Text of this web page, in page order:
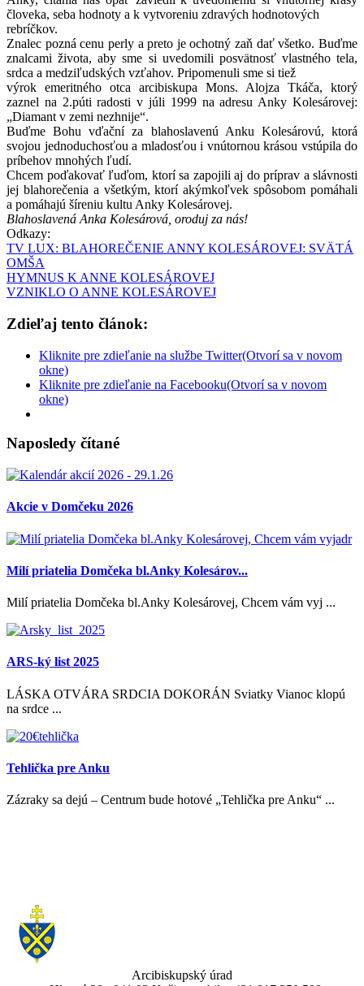
človeka, seba hodnoty a k vytvoreniu zdravých hodnotových
rebríčkov.
Znalec pozná cenu perly a preto je ochotný zaň dať všetko. Buďme
znalcami života, aby sme si uvedomili posvätnosť vlastného tela,
srdca a medziľudských vzťahov. Pripomenuli sme si tiež
výrok emeritného otca arcibiskupa Mons. Alojza Tkáča, ktorý
zaznel na 2.púti radosti v júli 1999 na adresu Anky Kolesárovej:
„Diamant v zemi nezhnije“.
Buďme Bohu vďační za blahoslavenú Anku Kolesárovú, ktorá
svojou jednoduchosťou a mladosťou i vnútornou krásou vstúpila do
príbehov mnohých ľudí.
Chcem poďakovať ľuďom, ktorí sa zapojili aj do príprav a slávnosti
jej blahorečenia a všetkým, ktorí akýmkoľvek spôsobom pomáhali
a pomáhajú šíreniu kultu Anky Kolesárovej.
Blahoslavená Anka Kolesárová, oroduj za nás!
Odkazy:
TV LUX: BLAHOREČENIE ANNY KOLESÁROVEJ: SVÄTÁ
OMŠA
HYMNUS K ANNE KOLESÁROVEJ
VZNIKLO O ANNE KOLESÁROVEJ
Zdieľaj tento článok:
Kliknite pre zdieľanie na službe Twitter(Otvorí sa v novom
okne)
Kliknite pre zdieľanie na Facebooku(Otvorí sa v novom
okne)
Naposledy čítané
Akcie v Domčeku 2026
Milí priatelia Domčeka bl.Anky Kolesárov...
Milí priatelia Domčeka bl.Anky Kolesárovej, Chcem vám vyj ...
ARS-ký list 2025
LÁSKA OTVÁRA SRDCIA DOKORÁN Sviatky Vianoc klopú
na srdce ...
Tehlička pre Anku
Zázraky sa dejú – Centrum bude hotové „Tehlička pre Anku“ ...
Arcibiskupský úrad